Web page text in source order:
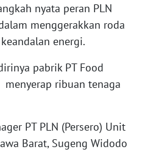
nyata peran PLN
menggerakkan roda
energi.
pabrik PT Food
ribuan tenaga
PT PLN (Persero) Unit
Barat, Sugeng Widodo